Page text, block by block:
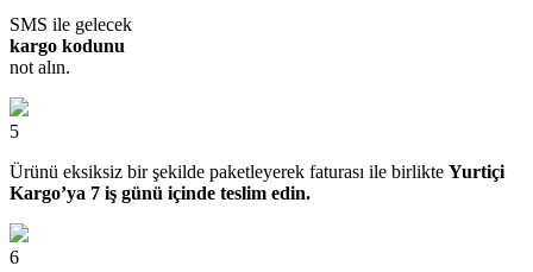
SMS ile gelecek
kargo kodunu
not alın.
5
Ürünü eksiksiz bir şekilde paketleyerek faturası ile birlikte Yurtiçi
Kargo’ya 7 iş günü içinde teslim edin.
6